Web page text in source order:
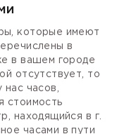
которые имеют
в
в вашем городе
отсутствует, то
часов,
стоимость
находящийся в г.
часами в пути